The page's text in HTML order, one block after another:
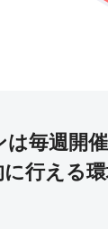
毎週開催
行える